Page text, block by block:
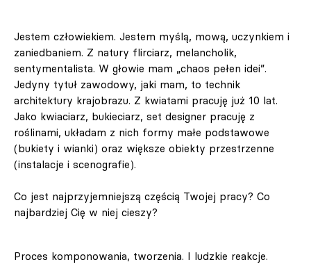
Jestem człowiekiem. Jestem myślą, mową, uczynkiem i
zaniedbaniem. Z natury flirciarz, melancholik,
sentymentalista. W głowie mam „chaos pełen idei”.
Jedyny tytuł zawodowy, jaki mam, to technik
architektury krajobrazu. Z kwiatami pracuję już 10 lat.
Jako kwiaciarz, bukieciarz, set designer pracuję z
roślinami, układam z nich formy małe podstawowe
(bukiety i wianki) oraz większe obiekty przestrzenne
(instalacje i scenografie).
Co jest najprzyjemniejszą częścią Twojej pracy? Co
najbardziej Cię w niej cieszy?
Proces komponowania, tworzenia. I ludzkie reakcje.